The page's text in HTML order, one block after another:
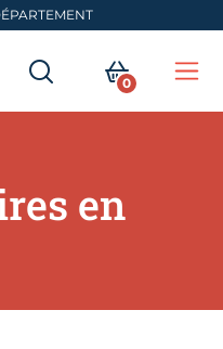
RECHERCHER
MON
0
en